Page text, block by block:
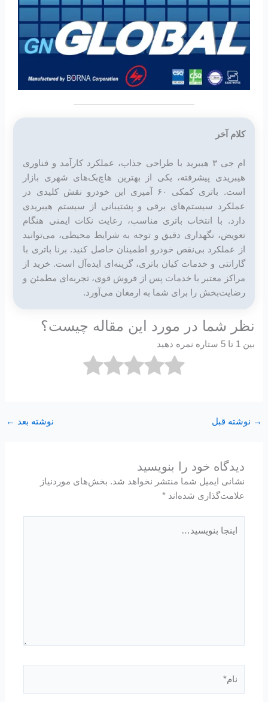
کلام آخر
ام جی ۳ هیبرید با طراحی جذاب، عملکرد کارآمد و فناوری
هیبریدی پیشرفته، یکی از بهترین هاچ‌بک‌های شهری بازار
است. باتری کمکی ۶۰ آمپری این خودرو نقش کلیدی در
عملکرد سیستم‌های برقی و پشتیبانی از سیستم هیبریدی
دارد. با انتخاب باتری مناسب، رعایت نکات ایمنی هنگام
تعویض، نگهداری دقیق و توجه به شرایط محیطی، می‌توانید
از عملکرد بی‌نقص خودرو اطمینان حاصل کنید. برنا باتری با
گارانتی و خدمات کیان باتری، گزینه‌ای ایده‌آل است. خرید از
مراکز معتبر با خدمات پس از فروش قوی، تجربه‌ای مطمئن و
رضایت‌بخش را برای شما به ارمغان می‌آورد.
نظر شما در مورد این مقاله چیست؟
بین 1 تا 5 ستاره نمره دهید
→ نوشته قبل نوشته بعد ←
دیدگاه‌ خود را بنویسید
نشانی ایمیل شما منتشر نخواهد شد. بخش‌های موردنیاز
علامت‌گذاری شده‌اند*
بنویسید…